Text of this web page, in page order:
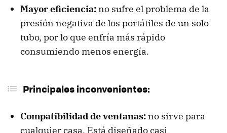
Mayor eficiencia: no sufre el problema de la
presión negativa de los portátiles de un solo
tubo, por lo que enfría más rápido
consumiendo menos energía.
Principales inconvenientes:
Compatibilidad de ventanas: no sirve para
cualquier casa. Está diseñado casi